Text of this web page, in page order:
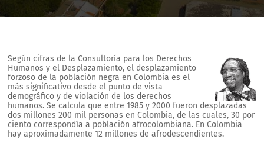
Según cifras de la Consultoría para los Derechos
Humanos y el Desplazamiento, el desplazamiento
forzoso de la población negra en Colombia es el
más significativo desde el punto de vista
demográfico y de violación de los derechos
humanos. Se calcula que entre 1985 y 2000 fueron desplazadas
dos millones 200 mil personas en Colombia, de las cuales, 30 por
ciento correspondía a población afrocolombiana. En Colombia
hay aproximadamente 12 millones de afrodescendientes.